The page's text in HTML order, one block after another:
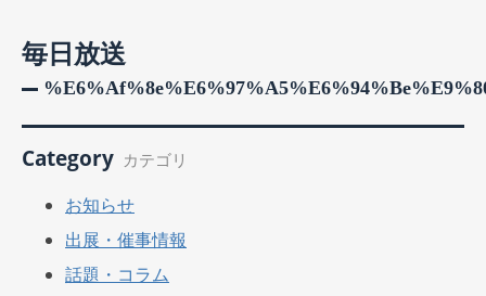
毎日放送
Category カテゴリ
お知らせ
出展・催事情報
話題・コラム